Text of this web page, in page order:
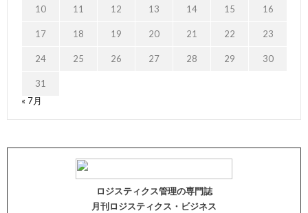
10 11 12 13 14 15 16
17 18 19 20 21 22 23
24 25 26 27 28 29 30
31
« 7月
ロジスティクス管理の専門誌
月刊ロジスティクス・ビジネス